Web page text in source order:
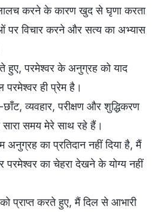
करने के कारण खुद से घृणा करता
पर विचार करने और सत्य का अभ्यास
हुए, परमेश्वर के अनुग्रह को याद
ही प्रेम है।
व्यवहार, परीक्षण और शुद्धिकरण
समय मेरे साथ रहे हैं।
का प्रतिदान नहीं दिया है, मैं
का चेहरा देखने के योग्य नहीं
प्राप्त करते हुए, मैं दिल से आभारी